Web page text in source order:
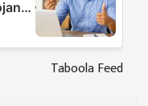
Taboola Feed